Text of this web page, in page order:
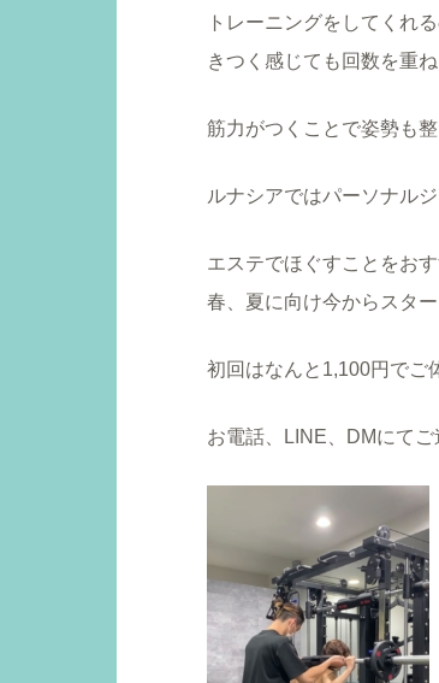
トレーニングをしてくれ
きつく感じても回数を重
筋力がつくことで姿勢も
ルナシアではパーソナル
エステでほぐすことをお
春、夏に向け今からスタ
初回はなんと1,100円でご
お電話、LINE、DMにて